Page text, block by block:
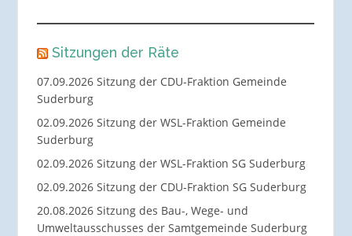
Sitzungen der Räte
07.09.2026 Sitzung der CDU-Fraktion Gemeinde
Suderburg
02.09.2026 Sitzung der WSL-Fraktion Gemeinde
Suderburg
02.09.2026 Sitzung der WSL-Fraktion SG Suderburg
02.09.2026 Sitzung der CDU-Fraktion SG Suderburg
20.08.2026 Sitzung des Bau-, Wege- und
Umweltausschusses der Samtgemeinde Suderburg